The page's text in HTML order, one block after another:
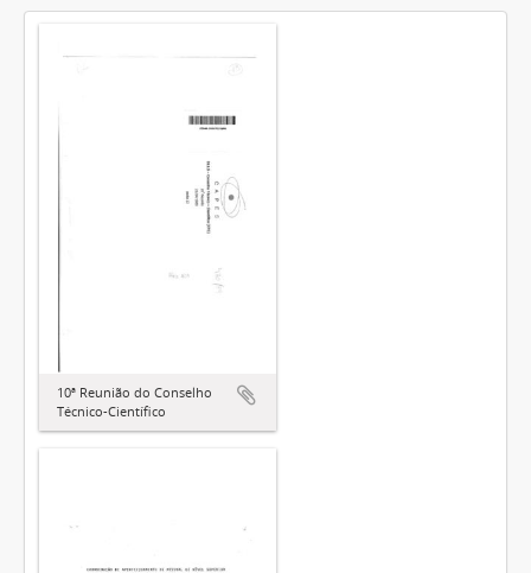
10ª Reunião do Conselho
Técnico-Científico